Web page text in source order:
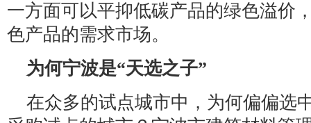
一方面可以平抑低碳产品的绿色溢价
色产品的需求市场。
为何宁波是“天选之子”
在众多的试点城市中，为何偏偏选